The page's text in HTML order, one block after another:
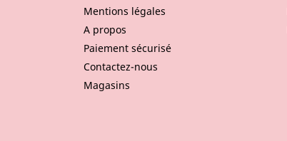
Mentions légales
A propos
Paiement sécurisé
Contactez-nous
Magasins